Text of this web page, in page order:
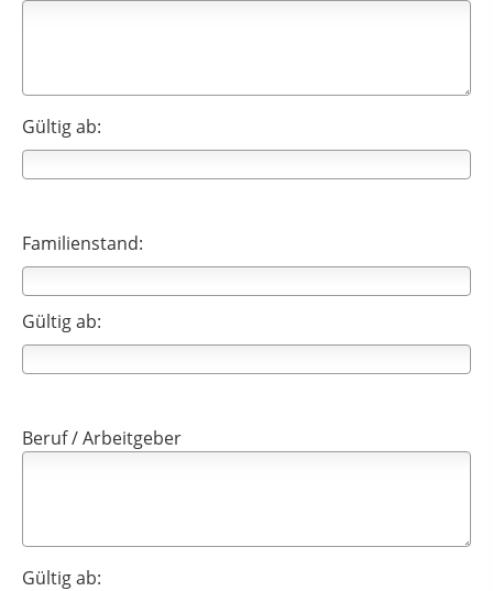
Gültig ab:
Familienstand:
Gültig ab:
Beruf / Arbeitgeber
Gültig ab: